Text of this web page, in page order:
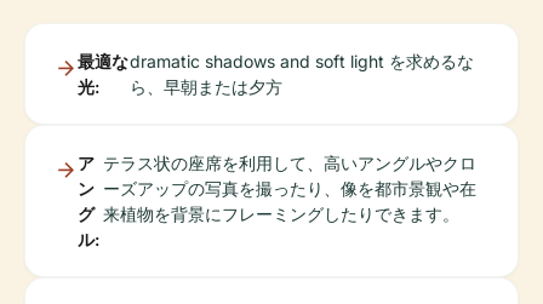
最適な
光:
dramatic shadows and soft light を求めるな
ら、早朝または夕方
ア
ン
グ
ル:
テラス状の座席を利用して、高いアングルやクロ
ーズアップの写真を撮ったり、像を都市景観や在
来植物を背景にフレーミングしたりできます。